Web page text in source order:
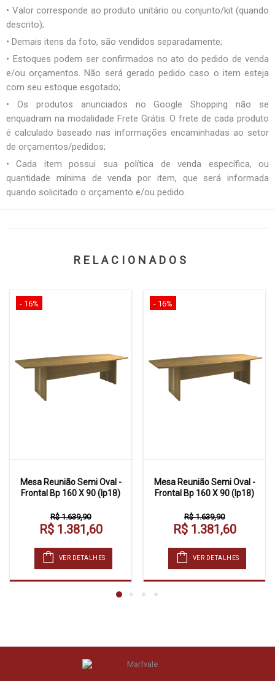
• Valor corresponde ao produto unitário ou conjunto/kit (quando
descrito);
• Demais itens da foto, são vendidos separadamente;
• Estoques podem ser confirmados no ato do pedido de venda
e/ou orçamentos. Não será gerado pedido caso o item esteja
com seu estoque esgotado;
• Os produtos anunciados no Google Shopping não se
enquadram na modalidade Frete Grátis. O frete de cada produto
é calculado baseado nas informações encaminhadas ao setor
de orçamentos/pedidos;
• Cada item possui sua política de venda específica, ou
quantidade mínima de venda por item, que será informada
quando solicitado o orçamento e/ou pedido.
RELACIONADOS
- 16%
Mesa Reunião Semi Oval -
Frontal Bp 160 X 90 (Ip18)
R$ 1.639,90
R$ 1.381,60
VER DETALHES
- 16%
Mesa Reunião Semi Oval -
Frontal Bp 160 X 90 (Ip18)
R$ 1.639,90
R$ 1.381,60
VER DETALHES